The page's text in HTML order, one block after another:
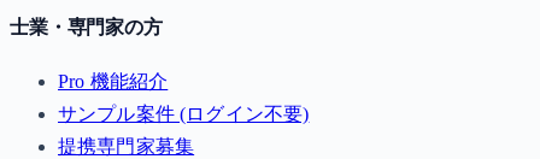
士業・専門家の方
Pro 機能紹介
サンプル案件 (ログイン不要)
提携専門家募集